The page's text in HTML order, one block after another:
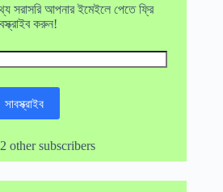
সরাসরি আপনার ইমেইলে পেতে ফ্রি
করুন!
সাবস্ক্রাইব
other subscribers